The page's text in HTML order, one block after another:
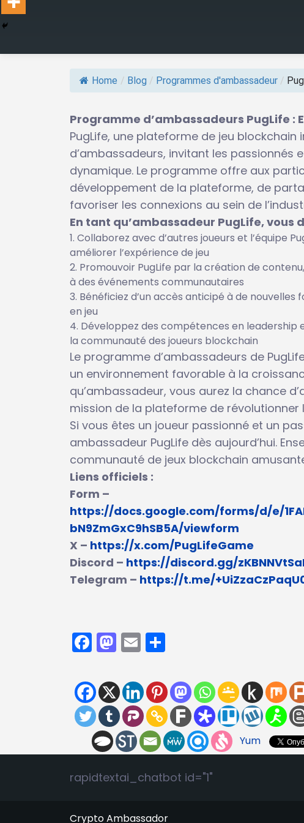
Home / Blog / Programmes d'ambassadeur /
Programme d’ambassadeurs PugLife :
PugLife, une plateforme de jeu
d’ambassadeurs, invitant les
dynamique. Le programme offre aux
développement de la plateforme, de
favoriser les connexions au sein de
En tant qu’ambassadeur PugLife, vous
Collaborez avec d’autres joueurs et l’équipe
améliorer l’expérience de jeu
Promouvoir PugLife par la création de
à des événements communautaires
Bénéficiez d’un accès anticipé à de
en jeu
Développez des compétences en leadership
la communauté des joueurs blockchain
Le programme d’ambassadeurs de
un environnement favorable à la
qu’ambassadeur, vous aurez la chance
mission de la plateforme de révolutionner
Si vous êtes un joueur passionné et un
ambassadeur PugLife dès aujourd’hui.
communauté de jeux blockchain
Liens officiels :
Form –
https://docs.google.com/forms/d/e/
bN9ZmGxC9hSB5A/viewform
X – https://x.com/PugLifeGame
Discord – https://discord.gg/
Telegram – https://t.me/
Facebook
Mastodon
Email
Yum
rapidtextai_chatbot id="1"
Crypto Ambassador